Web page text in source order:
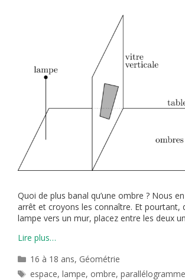
Quoi de plus banal qu’une ombre ? Nous
arrêt et croyons les connaître. Et pourtant,
lampe vers un mur, placez entre les deux
Lire plus…
Catégories
16 à 18 ans, Géométrie
Étiquettes
espace,lampe, ombre,parallélogramme